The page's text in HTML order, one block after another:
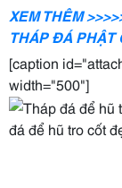
XEM THÊM
THÁP ĐÁ PHẬT
[caption
width="500"]
đá để hũ tro cốt